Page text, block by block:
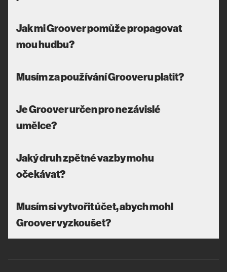
Jak mi Groover pomůže propagovat
mou hudbu?
Musím za používání Grooveru platit?
Je Groover určen pro nezávislé
umělce?
Jaký druh zpětné vazby mohu
očekávat?
Musím si vytvořit účet, abych mohl
Groover vyzkoušet?